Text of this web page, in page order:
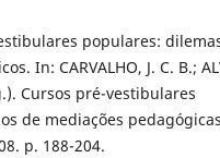
populares:
In: CARVALHO, J. C. B.;
Cursos pré-vestibulares
de mediações
p. 188-204.